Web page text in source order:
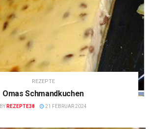
REZEPTE
Omas Schmandkuchen
BY REZEPTE38 21 FEBRUAR 2024